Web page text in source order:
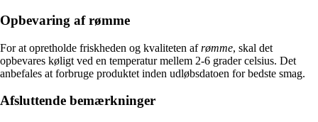
Opbevaring af rømme
For at opretholde friskheden og kvaliteten afrømme, skal det
opbevares køligt ved en temperatur mellem 2-6 grader celsius. Det
anbefales at forbruge produktet inden udløbsdatoen for bedste smag.
Afsluttende bemærkninger